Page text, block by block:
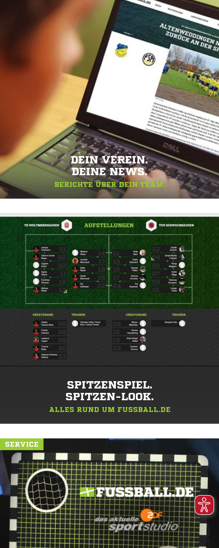
DEIN VEREIN.
DEINE NEWS.
BERICHTE ÜBER DEIN TEAM.
SPITZENSPIEL.
SPITZEN-LOOK.
ALLES RUND UM FUSSBALL.DE
SERVICE